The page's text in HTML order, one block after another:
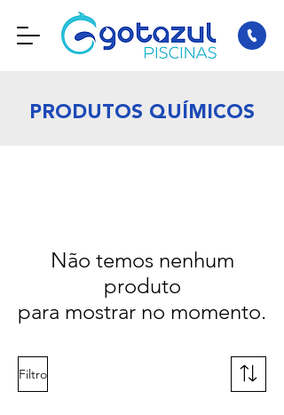
PRODUTOS QUÍMICOS
Não temos nenhum
produto
para mostrar no momento.
Filtro